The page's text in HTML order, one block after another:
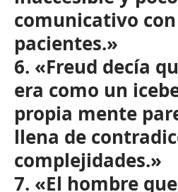
comunicativo
pacientes.»
6. «Freud decía
era como un
propia mente
llena de
complejidades.»
7. «El hombre